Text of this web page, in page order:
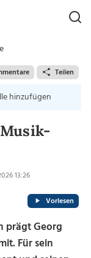
Teilen
hinzufügen
13:26
Vorlesen
prägt Georg
Für sein